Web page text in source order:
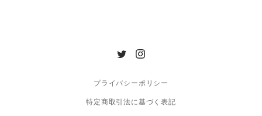
プライバシーポリシー
特定商取引法に基づく表記